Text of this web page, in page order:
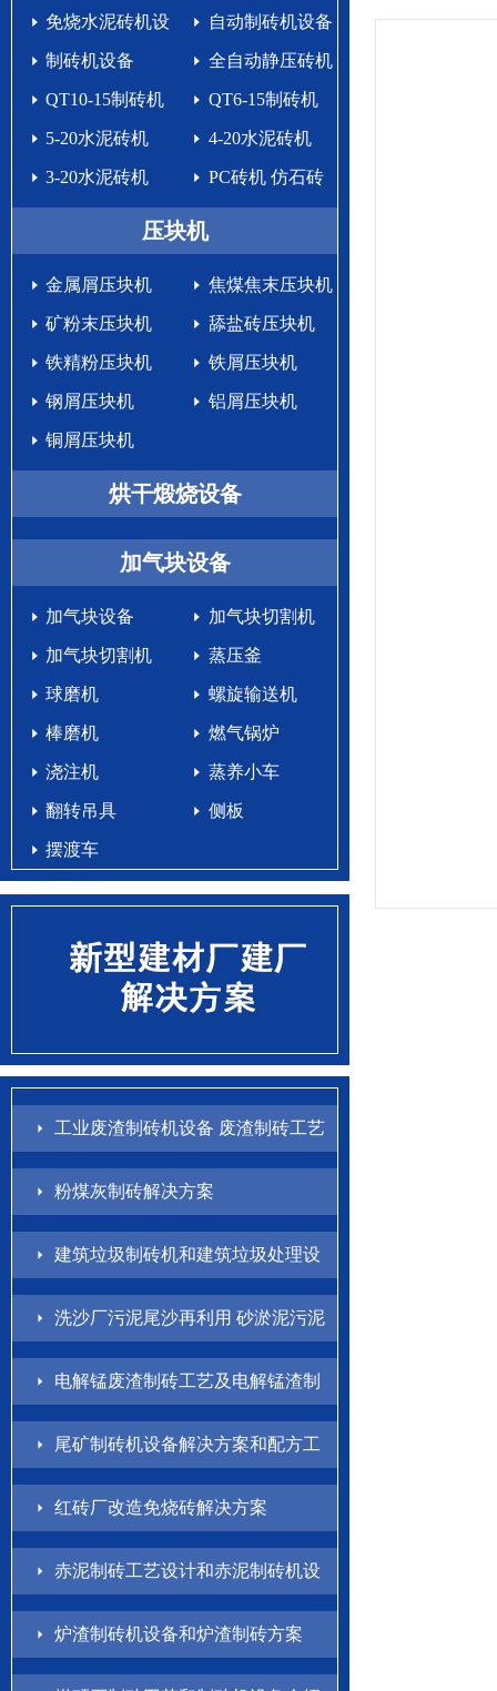
免烧水泥砖机设
备生产线
自动制砖机设备
生产线
制砖机设备 全自动静压砖机
QT10-15制砖机 QT6-15制砖机
5-20水泥砖机 4-20水泥砖机
3-20水泥砖机 PC砖机 仿石砖
生产设备
压块机
金属屑压块机 焦煤焦末压块机
矿粉末压块机 舔盐砖压块机
铁精粉压块机 铁屑压块机
钢屑压块机 铝屑压块机
铜屑压块机
烘干煅烧设备
加气块设备
加气块设备 加气块切割机
加气块切割机 蒸压釜
球磨机 螺旋输送机
棒磨机 燃气锅炉
浇注机 蒸养小车
翻转吊具 侧板
摆渡车
工业废渣制砖机设备 废渣制砖工艺
配方
粉煤灰制砖解决方案
建筑垃圾制砖机和建筑垃圾处理设
备解决方案
洗沙厂污泥尾沙再利用 砂淤泥污泥
制砖方案
电解锰废渣制砖工艺及电解锰渣制
砖机设备介绍
尾矿制砖机设备解决方案和配方工
艺
红砖厂改造免烧砖解决方案
赤泥制砖工艺设计和赤泥制砖机设
备方案
炉渣制砖机设备和炉渣制砖方案